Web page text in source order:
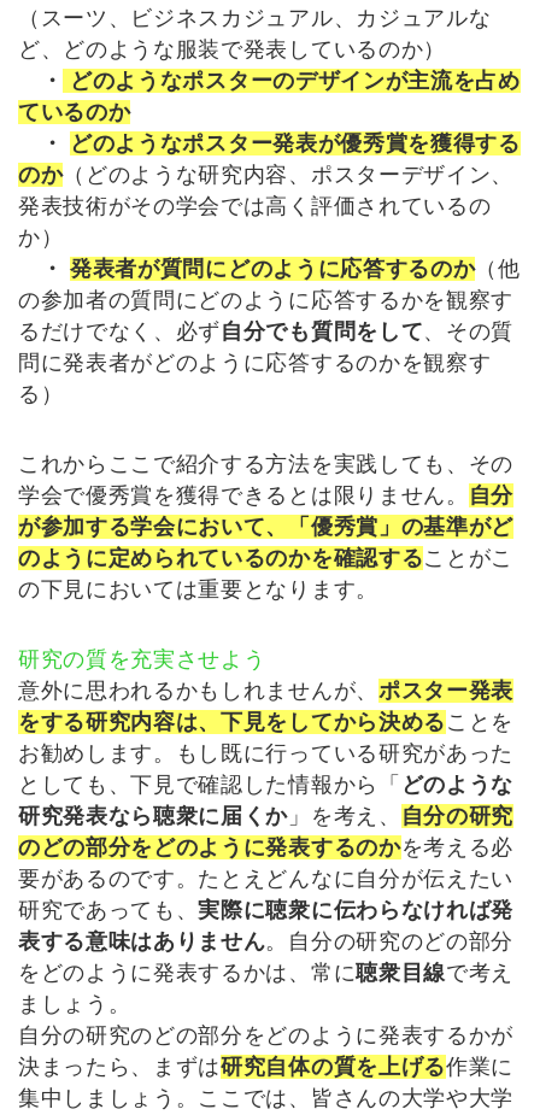
（スーツ、ビジネスカジュアル、カジュアルな
ど、どのような服装で発表しているのか）
・
どのようなポスターのデザインが主流を占め
ているのか
・
どのようなポスター発表が優秀賞を獲得する
のか（どのような研究内容、ポスターデザイン、
発表技術がその学会では高く評価されているの
か）
・
発表者が質問にどのように応答するのか（他
の参加者の質問にどのように応答するかを観察す
るだけでなく、必ず自分でも質問をして、その質
問に発表者がどのように応答するのかを観察す
る）
これからここで紹介する方法を実践しても、その
学会で優秀賞を獲得できるとは限りません。
自分
が参加する学会において、「優秀賞」の基準がど
のように定められているのかを確認することがこ
の下見においては重要となります。
研究の質を充実させよう
意外に思われるかもしれませんが、 ポスター発表
をする研究内容は、下見をしてから決める ことを
お勧めします。もし既に行っている研究があった
としても、下見で確認した情報から「 どのような
研究発表なら聴衆に届くか 」を考え、
自分の研究
のどの部分をどのように発表するのかを考える必
要があるのです。たとえどんなに自分が伝えたい
研究であっても、実際に聴衆に伝わらなければ発
表する意味はありません。自分の研究のどの部分
をどのように発表するかは、常に聴衆目線で考え
ましょう。
自分の研究のどの部分をどのように発表するかが
決まったら、まずは研究自体の質を上げる作業に
集中しましょう。ここでは、皆さんの大学や大学